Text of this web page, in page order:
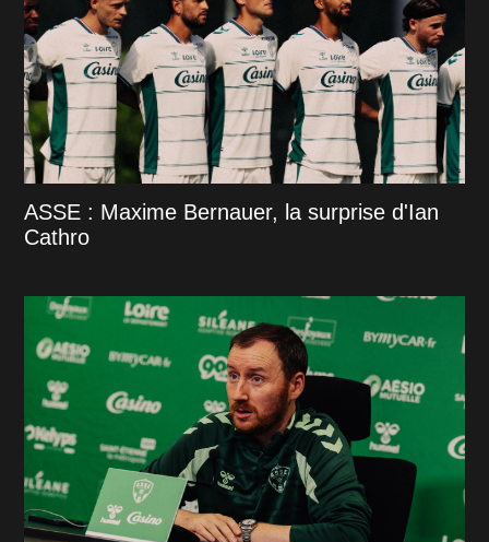
ASSE : Maxime Bernauer, la surprise d'Ian
Cathro